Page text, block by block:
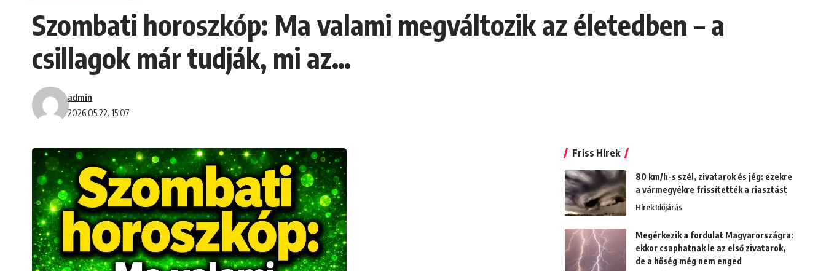
Szombati horoszkóp: Ma valami megváltozik az életedben – a
csillagok már tudják, mi az…
2026.05.22. 15:07
admin
Friss Hírek
80 km/h-s szél, zivatarok és jég: ezekre
a vármegyékre frissítették a riasztást
HírekIdőjárás
Megérkezik a fordulat Magyarországra:
ekkor csaphatnak le az első zivatarok,
de a hőség még nem enged